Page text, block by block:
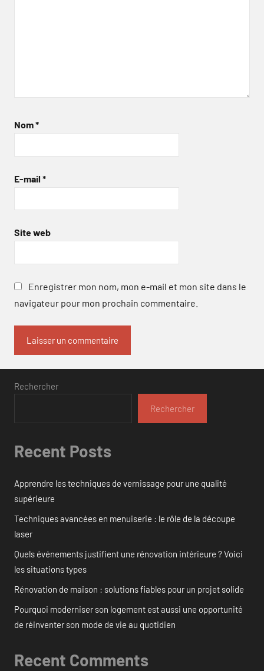
Nom*
E-mail *
Site web
Enregistrer mon nom, mon e-mail et mon site dans le
navigateur pour mon prochain commentaire.
Rechercher
Rechercher
Recent Posts
Apprendre les techniques de vernissage pour une qualité
supérieure
Techniques avancées en menuiserie : le rôle de la découpe
laser
Quels événements justifient une rénovation intérieure ? Voici
les situations types
Rénovation de maison : solutions fiables pour un projet solide
Pourquoi moderniser son logement est aussi une opportunité
de réinventer son mode de vie au quotidien
Recent Comments